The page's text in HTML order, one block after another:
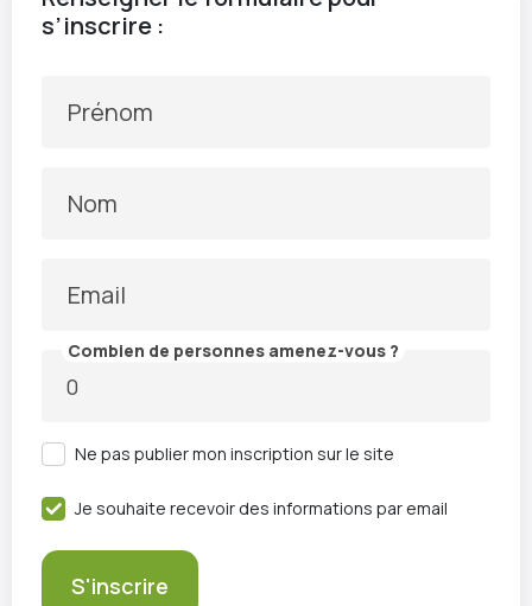
s’inscrire :
Prénom
Nom
Email
Combien de personnes amenez-vous ?
Ne pas publier mon inscription sur le site
Je souhaite recevoir des informations par email